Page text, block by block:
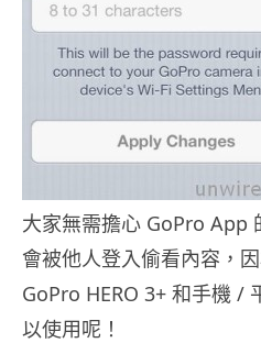
大家無需擔心 GoPro App
會被他人登入偷看內容，
GoPro HERO 3+ 和手機 /
以使用呢！